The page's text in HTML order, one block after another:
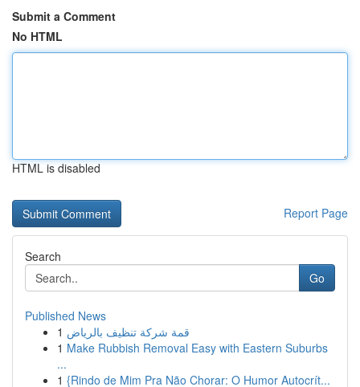
Submit a Comment
No HTML
HTML is disabled
Report Page
Search
Go
Published News
1 قمة شركة تنظيف بالرياض
1 Make Rubbish Removal Easy with Eastern Suburbs
...
1 {Rindo de Mim Pra Não Chorar: O Humor Autocrít...